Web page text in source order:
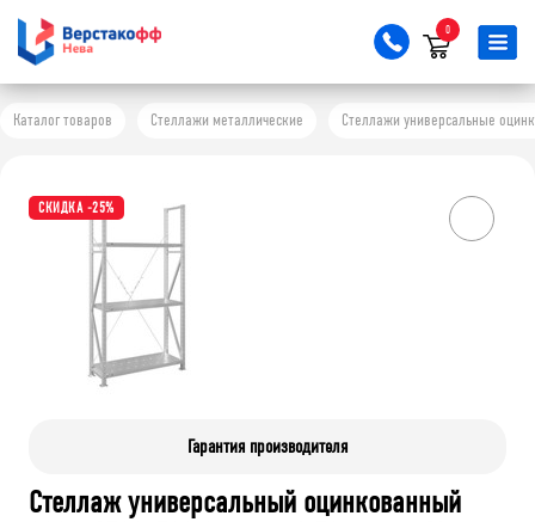
0
Каталог товаров Стеллажи металлические Стеллажи универсальные
СКИДКА -25%
Гарантия производителя
Стеллаж универсальный оцинкованный